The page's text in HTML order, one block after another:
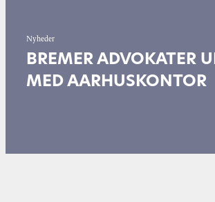
Nyheder
BREMER ADVOKATER
MED AARHUSKONTOR